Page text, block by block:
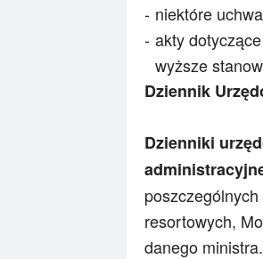
niektóre
akty
wyższe
Dziennik
Dzienniki
resortowych,
danego ministra.